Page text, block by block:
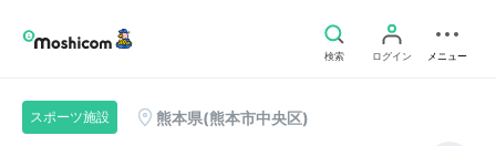
検索 ログイン メニュー
スポーツ施設 熊本県(熊本市中央区)